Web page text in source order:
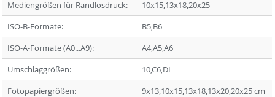
Mediengrößen für Randlosdruck:
10x15,13x18,20x25
ISO-B-Formate:
B5,B6
ISO-A-Formate (A0...A9):
A4,A5,A6
Umschlaggrößen:
10,C6,DL
Fotopapiergrößen:
9x13,10x15,13x18,13x20,20x25 cm